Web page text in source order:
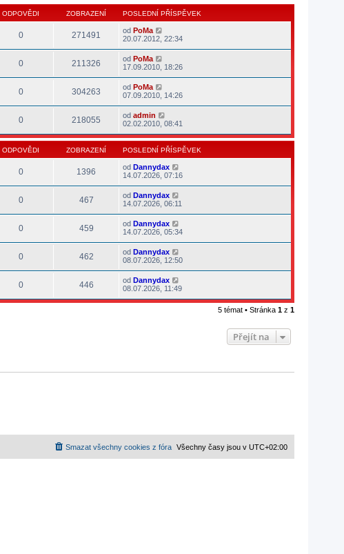
ODPOVĚDI ZOBRAZENÍ POSLEDNÍ PŘÍSPĚVEK
0 271491 od PoMa
20.07.2012, 22:34
0 211326 od PoMa
17.09.2010, 18:26
0 304263 od PoMa
07.09.2010, 14:26
0 218055 od admin
02.02.2010, 08:41
ODPOVĚDI ZOBRAZENÍ POSLEDNÍ PŘÍSPĚVEK
0 1396 od Dannydax
14.07.2026, 07:16
0 467 od Dannydax
14.07.2026, 06:11
0 459 od Dannydax
14.07.2026, 05:34
0 462 od Dannydax
08.07.2026, 12:50
0 446 od Dannydax
08.07.2026, 11:49
5 témat • Stránka 1 z 1
Přejít na
Všechny časy jsou v UTC+02:00
Smazat všechny cookies z fóra